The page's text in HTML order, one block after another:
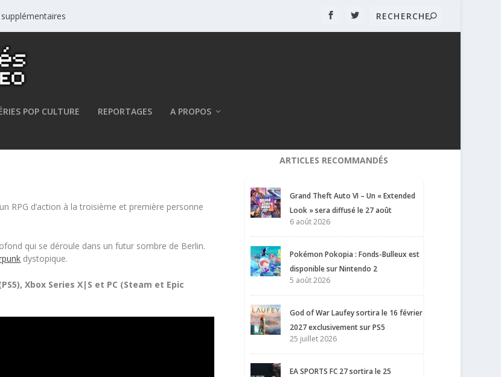
POP CULTURE REPORTAGES A PROPOS
RPG d’action à la troisième et première personne
qui se déroule dans un futur sombre de Berlin.
dystopique.
Xbox Series X|S et PC (Steam et Epic
ARTICLES RECOMMANDÉS
Grand Theft Auto VI – Un « Extended
Look » sera diffusé le 27 août
6 août 2026
Pokémon Pokopia : Fonds-Bulleux est
disponible sur Nintendo 2
5 août 2026
God of War Laufey sortira le 16 février
2027 exclusivement sur PS5
25 juillet 2026
EA SPORTS FC 27 sortira le 25